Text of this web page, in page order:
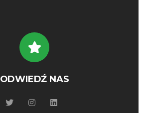
ODWIEDŹ NAS